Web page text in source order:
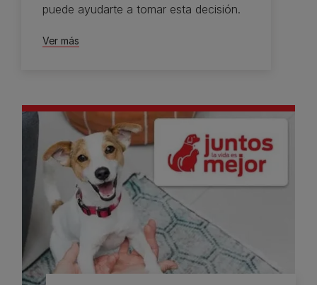
puede ayudarte a tomar esta decisión.
Ver más